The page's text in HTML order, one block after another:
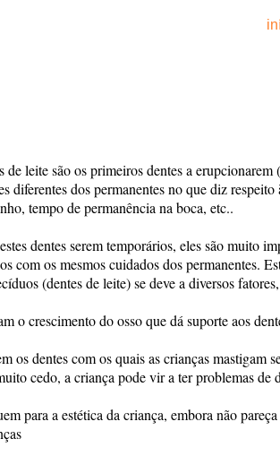
de leite são os primeiros dentes a erupcionarem
diferentes dos permanentes no que diz
tempo de permanência na boca, etc..
dentes serem temporários, eles são muito
com os mesmos cuidados dos permanentes.
(dentes de leite) se deve a diversos
o crescimento do osso que dá suporte aos
os dentes com os quais as crianças mastigam
cedo, a criança pode vir a ter problemas de
para a estética da criança, embora não